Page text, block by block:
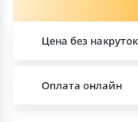
Цена без накруток
Оплата онлайн